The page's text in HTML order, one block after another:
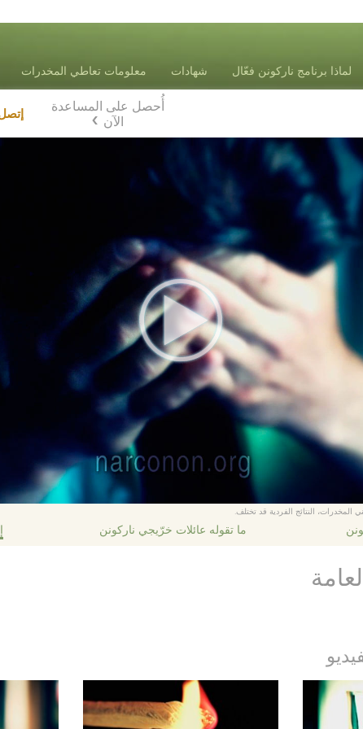
لماذا برنامج ناركونن فعّال شهادات معلومات تعاطي المخدرات
أُحصل على المساعدة
الآن
المخدرات، النتائج الفردية قد تختلف.
ما تقوله عائلات خرّيجي ناركونن